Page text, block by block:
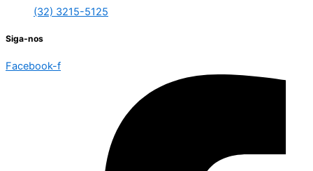
(32) 3215-5125
Siga-nos
Facebook-f